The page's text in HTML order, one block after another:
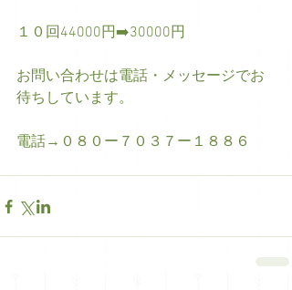
１０回44000円➡️30000円
お問い合わせは電話・メッセージでお
待ちしています。
電話→０８０ー７０３７ー１８８６